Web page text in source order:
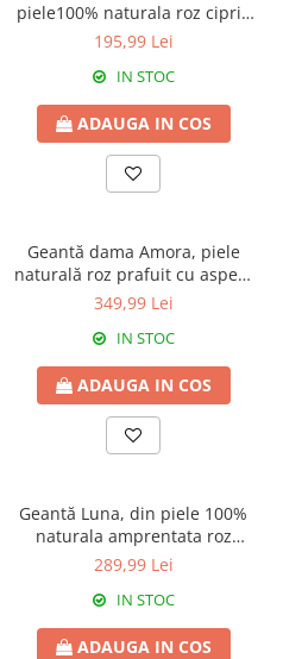
piele100% naturala roz cipria
8225
195,99 Lei
IN STOC
ADAUGA IN COS
Geantă dama Amora, piele
naturală roz prafuit cu aspect
matlasat, 8228
349,99 Lei
IN STOC
ADAUGA IN COS
Geantă Luna, din piele 100%
naturala amprentata roz
prafuit,8019
289,99 Lei
IN STOC
ADAUGA IN COS